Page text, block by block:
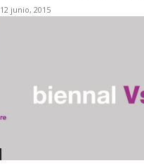
12 junio, 2015